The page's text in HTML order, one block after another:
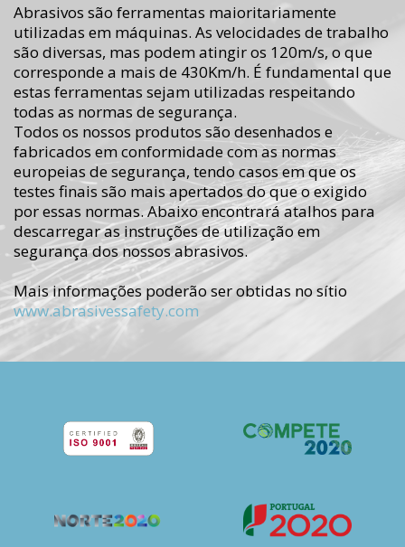
Abrasivos são ferramentas maioritariamente
utilizadas em máquinas. As velocidades de trabalho
são diversas, mas podem atingir os 120m/s, o que
corresponde a mais de 430Km/h. É fundamental que
estas ferramentas sejam utilizadas respeitando
todas as normas de segurança.
Todos os nossos produtos são desenhados e
fabricados em conformidade com as normas
europeias de segurança, tendo casos em que os
testes finais são mais apertados do que o exigido
por essas normas. Abaixo encontrará atalhos para
descarregar as instruções de utilização em
segurança dos nossos abrasivos.
Mais informações poderão ser obtidas no sítio
www.abrasivessafety.com